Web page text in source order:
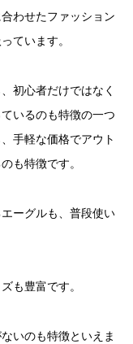
わせたファッション
ています。
初心者だけではなく
いるのも特徴の一つ
手軽な価格でアウト
も特徴です。
ーグルも、普段使い
も豊富です。
いのも特徴といえま